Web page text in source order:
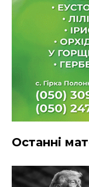
Останні